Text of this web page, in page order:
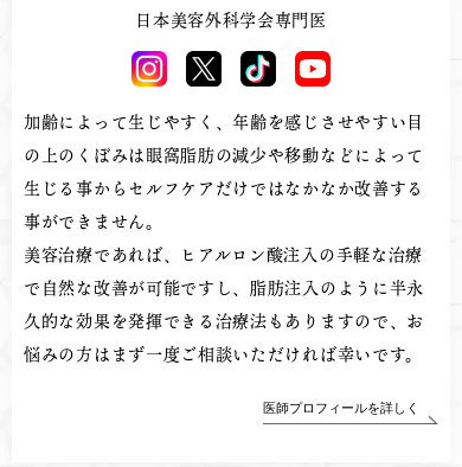
日本美容外科学会専門医
加齢によって生じやすく、年齢を感じさせやすい目
の上のくぼみは眼窩脂肪の減少や移動などによって
生じる事からセルフケアだけではなかなか改善する
事ができません。
美容治療であれば、ヒアルロン酸注入の手軽な治療
で自然な改善が可能ですし、脂肪注入のように半永
久的な効果を発揮できる治療法もありますので、お
悩みの方はまず一度ご相談いただければ幸いです。
医師プロフィールを詳しく